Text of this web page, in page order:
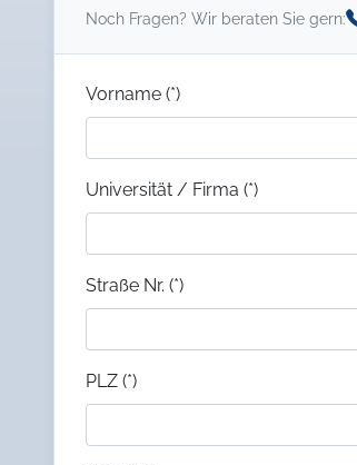
Noch Fragen? Wir beraten Sie gern:
Vorname (*)
Universität / Firma (*)
Straße Nr. (*)
PLZ (*)